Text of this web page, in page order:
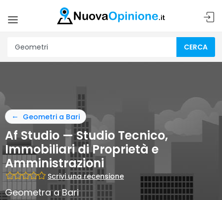
CERCA
Geometri a Bari
Af Studio — Studio Tecnico,
Immobiliari di Proprietà e
Amministrazioni
Scrivi una recensione
Geometra a Bari